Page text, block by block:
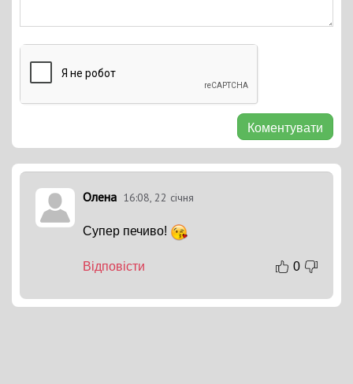
Коментувати
Олена 16:08, 22 січня
Супер печиво!
Відповісти 0